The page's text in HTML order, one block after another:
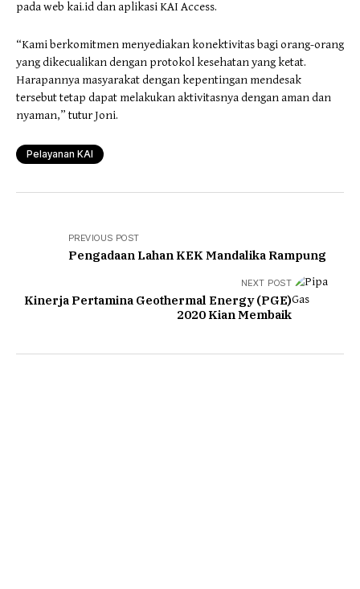
pada web kai.id dan aplikasi KAI Access.
“Kami berkomitmen menyediakan konektivitas bagi orang-orang
yang dikecualikan dengan protokol kesehatan yang ketat.
Harapannya masyarakat dengan kepentingan mendesak
tersebut tetap dapat melakukan aktivitasnya dengan aman dan
nyaman,” tutur Joni.
Pelayanan KAI
PREVIOUS POST
Pengadaan Lahan KEK Mandalika Rampung
NEXT POST
Kinerja Pertamina Geothermal Energy (PGE)
2020 Kian Membaik